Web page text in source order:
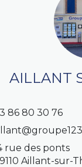
AILLANT
86 80 30 76
rue des ponts
Aillant-sur-